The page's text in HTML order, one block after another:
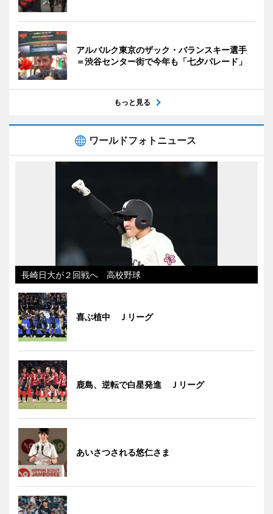
アルバルク東京のザック・バランスキー選手
＝渋谷センター街で今年も「七夕パレード」
もっと見る
ワールドフォトニュース
長崎日大が２回戦へ 高校野球
喜ぶ植中 Ｊリーグ
鹿島、逆転で白星発進 Ｊリーグ
あいさつされる悠仁さま